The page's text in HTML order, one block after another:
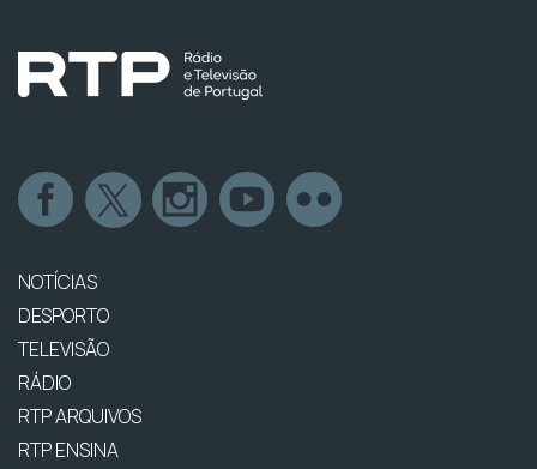
NOTÍCIAS
DESPORTO
TELEVISÃO
RÁDIO
RTP ARQUIVOS
RTP ENSINA